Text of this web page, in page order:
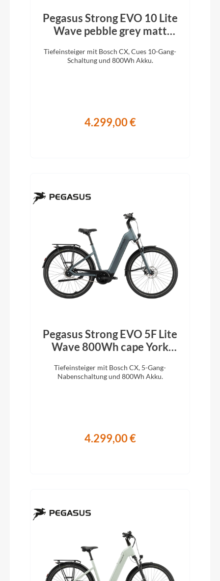
Pegasus Strong EVO 10 Lite
Wave pebble grey matt
Tiefeinsteiger mit Bosch CX, Cues 10-Gang-
Schaltung und 800Wh Akku.
4.299,00 €
Pegasus Strong EVO 5F Lite
Wave 800Wh cape York
Tiefeinsteiger mit Bosch CX, 5-Gang-
Nabenschaltung und 800Wh Akku.
4.299,00 €